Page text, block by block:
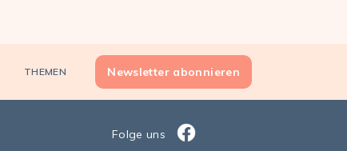
THEMEN Newsletter abonnieren
Folge uns Facebook